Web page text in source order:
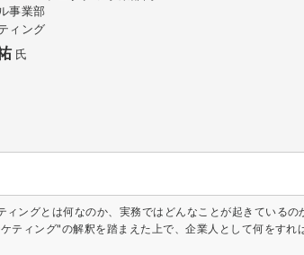
事業部
ィング
氏
ングとは何なのか、実務ではどんなことが起きているの
ティング"の解釈を踏まえた上で、企業人として何をすれ